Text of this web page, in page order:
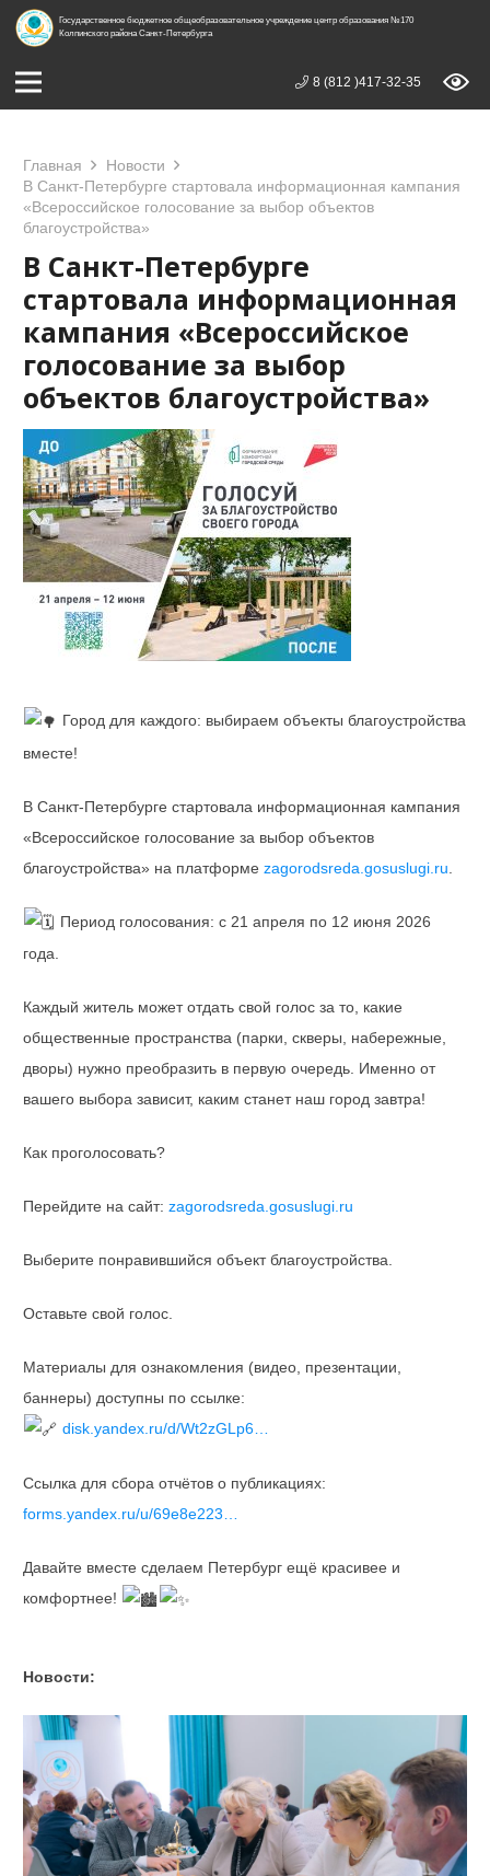
Государственное бюджетное общеобразовательное учреждение центр образования №170
Колпинского района Санкт-Петербурга
8 (812 )417-32-35
Главная
Новости
В Санкт-Петербурге стартовала информационная кампания
«Всероссийское голосование за выбор объектов
благоустройства»
В Санкт-Петербурге
стартовала информационная
кампания «Всероссийское
голосование за выбор
объектов благоустройства»
Город для каждого: выбираем объекты благоустройства
вместе!
В Санкт-Петербурге стартовала информационная кампания
«Всероссийское голосование за выбор объектов
благоустройства» на платформе zagorodsreda.gosuslugi.ru
Период голосования: с 21 апреля по 12 июня 2026
года.
Каждый житель может отдать свой голос за то, какие
общественные пространства (парки, скверы, набережные,
дворы) нужно преобразить в первую очередь. Именно от
вашего выбора зависит, каким станет наш город завтра!
Как проголосовать?
Перейдите на сайт: zagorodsreda.gosuslugi.ru
Выберите понравившийся объект благоустройства.
Оставьте свой голос.
Материалы для ознакомления (видео, презентации,
баннеры) доступны по ссылке:
disk.yandex.ru/d/Wt2zGLp6…
Ссылка для сбора отчётов о публикациях:
forms.yandex.ru/u/69e8e223…
Давайте вместе сделаем Петербург ещё красивее и
комфортнее!
Новости: